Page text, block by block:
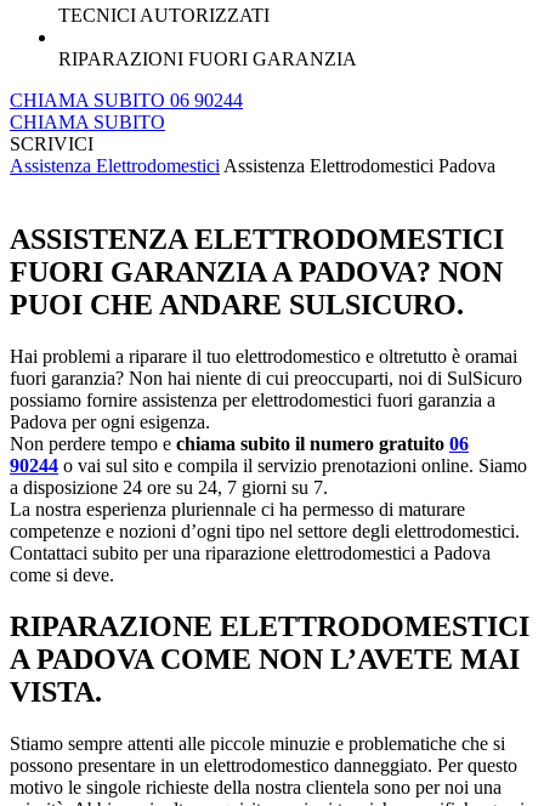
TECNICI AUTORIZZATI
RIPARAZIONI FUORI GARANZIA
CHIAMA SUBITO 06 90244
CHIAMA SUBITO
SCRIVICI
Assistenza ElettrodomesticiAssistenza Elettrodomestici Padova
ASSISTENZA ELETTRODOMESTICI
FUORI GARANZIA A PADOVA? NON
PUOI CHE ANDARE SULSICURO.
Hai problemi a riparare il tuo elettrodomestico e oltretutto è oramai
fuori garanzia? Non hai niente di cui preoccuparti, noi di SulSicuro
possiamo fornire assistenza per elettrodomestici fuori garanzia a
Padova per ogni esigenza.
Non perdere tempo e chiama subito il numero gratuito 06
90244 o vai sul sito e compila il servizio prenotazioni online. Siamo
a disposizione 24 ore su 24, 7 giorni su 7.
La nostra esperienza pluriennale ci ha permesso di maturare
competenze e nozioni d’ogni tipo nel settore degli elettrodomestici.
Contattaci subito per una riparazione elettrodomestici a Padova
come si deve.
RIPARAZIONE ELETTRODOMESTICI
A PADOVA COME NON L’AVETE MAI
VISTA.
Stiamo sempre attenti alle piccole minuzie e problematiche che si
possono presentare in un elettrodomestico danneggiato. Per questo
motivo le singole richieste della nostra clientela sono per noi una